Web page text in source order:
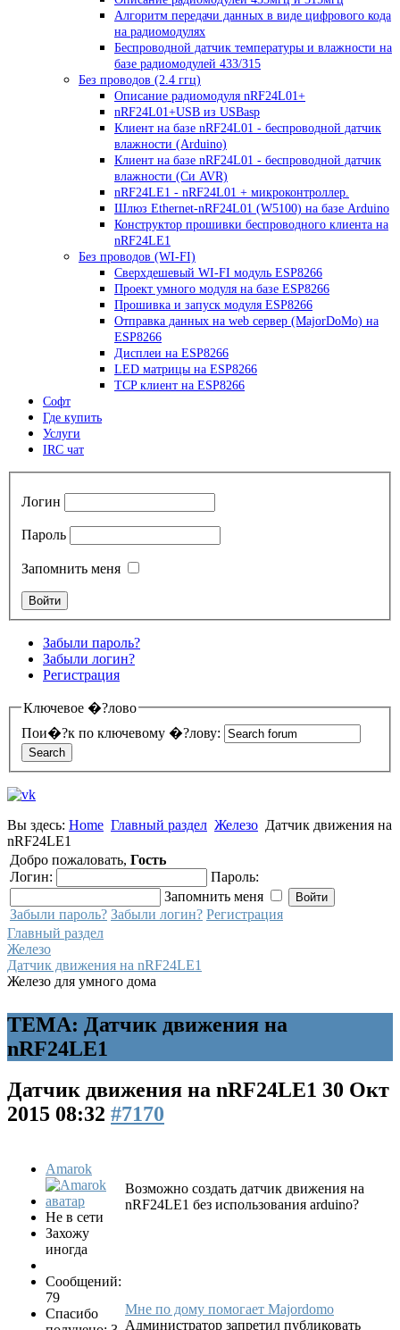
Алгоритм передачи данных в виде цифрового кода
на радиомодулях
Беспроводной датчик температуры и влажности на
базе радиомодулей 433/315
Без проводов (2.4 ггц)
Описание радиомодуля nRF24L01+
nRF24L01+USB из USBasp
Клиент на базе nRF24L01 - беспроводной датчик
влажности (Arduino)
Клиент на базе nRF24L01 - беспроводной датчик
влажности (Си AVR)
nRF24LE1 - nRF24L01 + микроконтроллер.
Шлюз Ethernet-nRF24L01 (W5100) на базе Arduino
Конструктор прошивки беспроводного клиента на
nRF24LE1
Без проводов (WI-FI)
Сверхдешевый WI-FI модуль ESP8266
Проект умного модуля на базе ESP8266
Прошивка и запуск модуля ESP8266
Отправка данных на web сервер (MajorDoMo) на
ESP8266
Дисплеи на ESP8266
LED матрицы на ESP8266
TCP клиент на ESP8266
Софт
Где купить
Услуги
IRC чат
Логин
Пароль
Запомнить меня
Забыли пароль?
Забыли логин?
Регистрация
Ключевое �?лово
Пои�?к по ключевому �?лову:
Вы здесь: Home Главный раздел Железо Датчик движения на
nRF24LE1
Добро пожаловать, Гость
Логин:
Пароль:
Запомнить меня
Забыли пароль? Забыли логин? Регистрация
Главный раздел
Железо
Датчик движения на nRF24LE1
Железо для умного дома
ТЕМА: Датчик движения на
nRF24LE1
Датчик движения на nRF24LE1 30 Окт
2015 08:32 #7170
Amarok
Не в сети
Захожу
иногда
Сообщений:
79
Спасибо
Возможно создать датчик движения на
nRF24LE1 без использования arduino?
Мне по дому помогает Majordomo
Администратор запретил публиковать